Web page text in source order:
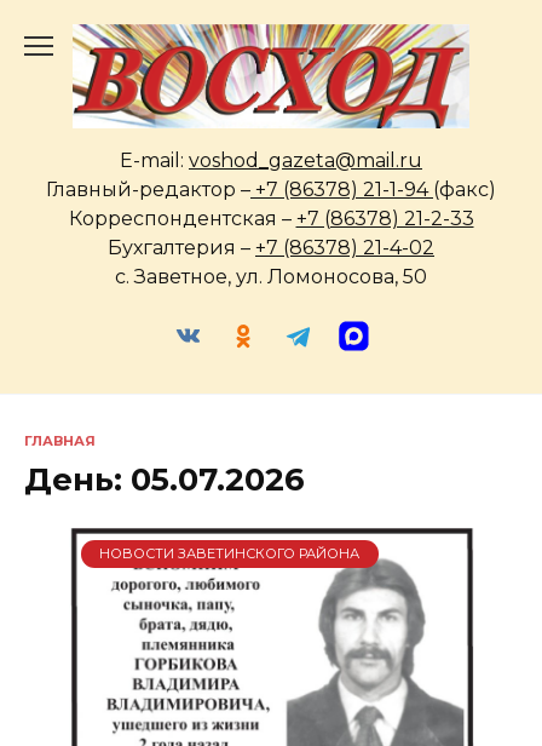
содержанию
E-mail: voshod_gazeta@mail.ru
Главный-редактор – +7 (86378) 21-1-94 (факс)
Корреспондентская – +7 (86378) 21-2-33
Бухгалтерия – +7 (86378) 21-4-02
с. Заветное, ул. Ломоносова, 50
ГЛАВНАЯ
День: 05.07.2026
НОВОСТИ ЗАВЕТИНСКОГО РАЙОНА